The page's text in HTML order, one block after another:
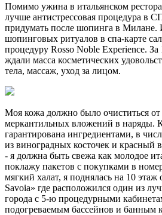
Помимо ужина в итальянском
лучше антистрессовая процедура в
придумать после шопинга в Милане.
шопинговых ритуалов в спа-карте
процедуру Rosso Noble Experience.
ждали масса косметических
тела, массаж, уход за лицом.
Моя кожа должно было очиститься
меркантильных вложений в наряды.
гарантирована ингредиентами, в
из виноградных косточек и красный
- я должна быть свежа как молодое
поклажу пакетов с покупками в
мягкий халат, я поднялась на 10 этаж
Savoia» где расположился один из
города с 5-ю процедурными
подогреваемым бассейнов и банным